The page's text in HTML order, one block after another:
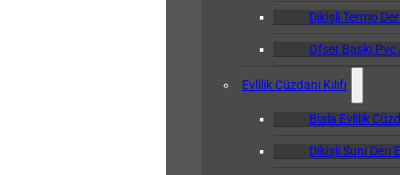
Dikişli Termo
Ofset Baskı Pvc
Evlilik Cüzdanı Kılıfı
Biala Evlilik
Dikişli Suni Deri